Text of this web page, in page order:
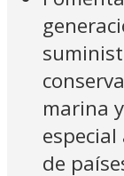
marina
de